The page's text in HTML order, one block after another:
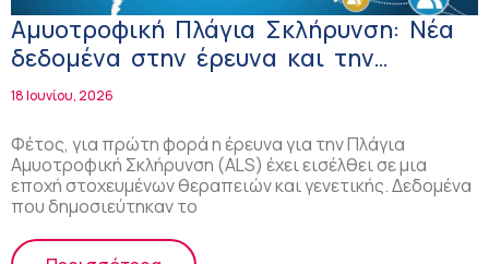
Αμυοτροφική Πλάγια Σκλήρυνση: Νέα
δεδομένα στην έρευνα και την
αντιμετώπιση της νόσου
18 Ιουνίου, 2026
Φέτος, για πρώτη φορά η έρευνα για την Πλάγια
Αμυοτροφική Σκλήρυνση (ALS) έχει εισέλθει σε μια
εποχή στοχευμένων θεραπειών και γενετικής. Δεδομένα
που δημοσιεύτηκαν το